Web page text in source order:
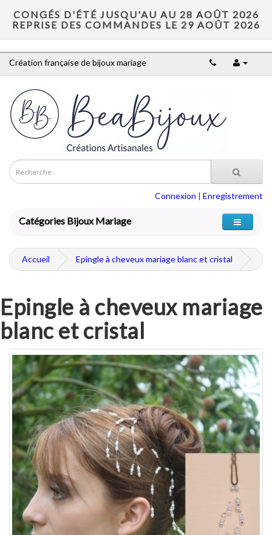
CONGÉS D'ÉTÉ JUSQU'AU AU 28 AOÛT 2026
REPRISE DES COMMANDES LE 29 AOÛT 2026
Création française de bijoux mariage
Connexion | Enregistrement
Catégories Bijoux Mariage
Accueil Epingle à cheveux mariage blanc et cristal
Epingle à cheveux mariage
blanc et cristal